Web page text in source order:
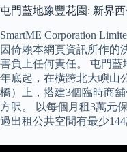
屯門藍地豫豐花園: 新界
SmartME Corporation
因倚賴本網頁資訊所作的
害負上任何責任。 屯門藍
年底起，在橫跨北大嶼山
橋）上，搭建3個臨時商
方呎。 以每個月租3萬元
過出租公共空間有最少144